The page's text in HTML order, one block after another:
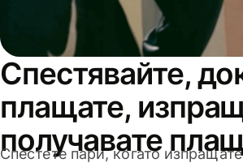
Спестявайте,
плащате,
получавате
Спестете пари, когато